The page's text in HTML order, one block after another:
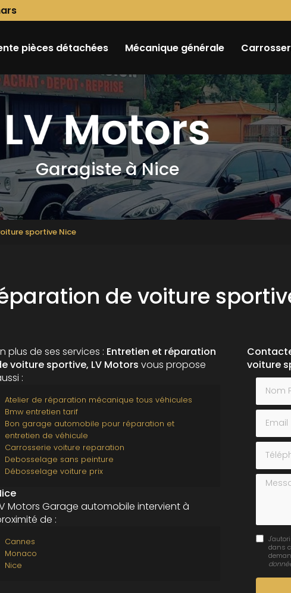
pièces détachées Mécanique générale
Garagiste à Nice
sportive Nice
de voiture
plus de ses services : Entretien et réparation
voiture sportive, LV Motors vous propose
:
Atelier de réparation mécanique tous véhicules
Bmw entretien tarif
Bon garage automobile pour réparation et
entretien de véhicule
Carrosserie voiture reparation
Debosselage sans peinture
Débosselage voiture prix
Motors Garage automobile intervient à
de :
Cannes
Monaco
Nice
voiture
Nom
Email
dans